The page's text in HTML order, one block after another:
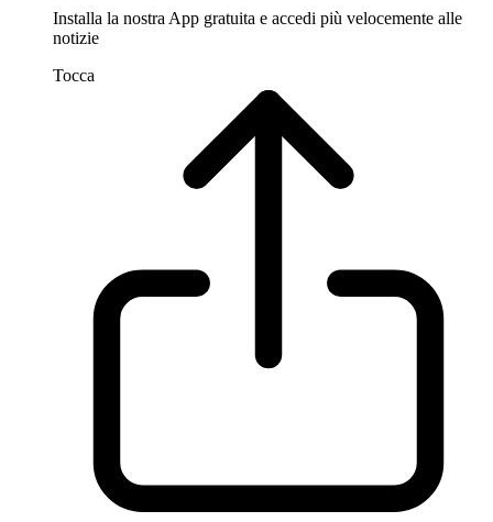
Installa la nostra App gratuita e accedi più velocemente alle
notizie
Tocca